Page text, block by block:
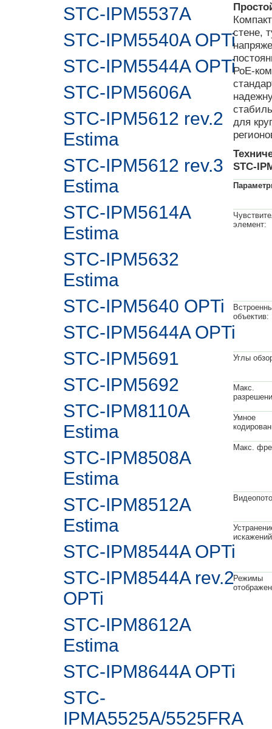
STC-IPM5537A
STC-IPM5540A OPTi
STC-IPM5544A OPTi
STC-IPM5606A
STC-IPM5612 rev.2
Estima
STC-IPM5612 rev.3
Estima
STC-IPM5614A
Estima
STC-IPM5632
Estima
STC-IPM5640 OPTi
STC-IPM5644A OPTi
STC-IPM5691
STC-IPM5692
STC-IPM8110A
Estima
STC-IPM8508A
Estima
STC-IPM8512A
Estima
STC-IPM8544A OPTi
STC-IPM8544A rev.2
OPTi
STC-IPM8612A
Estima
STC-IPM8644A OPTi
STC-
IPMA5525A/5525FRA
стене,
РоЕ-
для
STC-
элемент:
объектив:
Углы
Макс.
Умное
Макс.
Режимы